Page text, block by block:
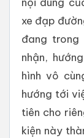
xe đạp
đang trong
nhận,
hình vô
hướng tới
tiên cho
kiện này